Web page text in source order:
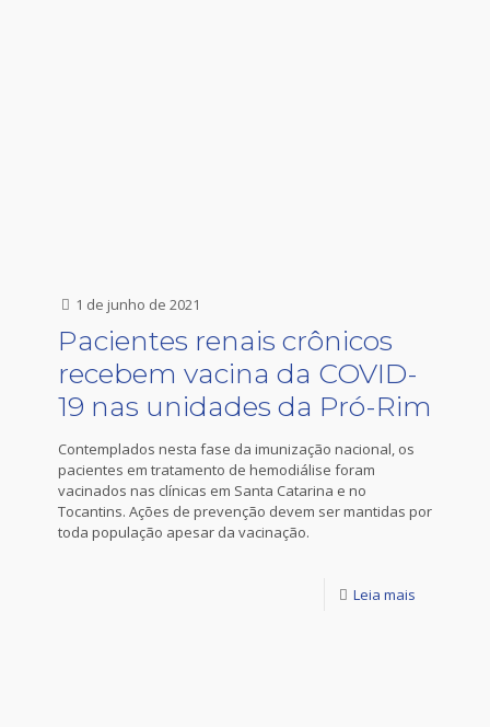
1 de junho de 2021
Pacientes renais crônicos
recebem vacina da COVID-
19 nas unidades da Pró-Rim
Contemplados nesta fase da imunização nacional, os
pacientes em tratamento de hemodiálise foram
vacinados nas clínicas em Santa Catarina e no
Tocantins. Ações de prevenção devem ser mantidas por
toda população apesar da vacinação.
Leia mais